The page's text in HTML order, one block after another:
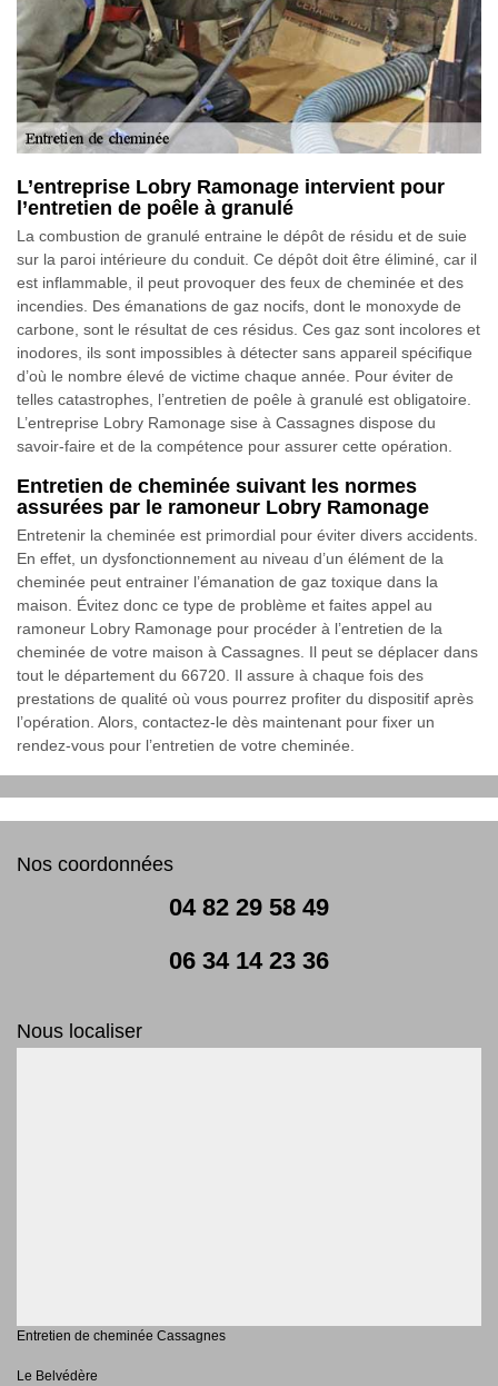
L’entreprise Lobry Ramonage intervient pour
l’entretien de poêle à granulé
La combustion de granulé entraine le dépôt de résidu et de suie
sur la paroi intérieure du conduit. Ce dépôt doit être éliminé, car il
est inflammable, il peut provoquer des feux de cheminée et des
incendies. Des émanations de gaz nocifs, dont le monoxyde de
carbone, sont le résultat de ces résidus. Ces gaz sont incolores et
inodores, ils sont impossibles à détecter sans appareil spécifique
d’où le nombre élevé de victime chaque année. Pour éviter de
telles catastrophes, l’entretien de poêle à granulé est obligatoire.
L’entreprise Lobry Ramonage sise à Cassagnes dispose du
savoir-faire et de la compétence pour assurer cette opération.
Entretien de cheminée suivant les normes
assurées par le ramoneur Lobry Ramonage
Entretenir la cheminée est primordial pour éviter divers accidents.
En effet, un dysfonctionnement au niveau d’un élément de la
cheminée peut entrainer l’émanation de gaz toxique dans la
maison. Évitez donc ce type de problème et faites appel au
ramoneur Lobry Ramonage pour procéder à l’entretien de la
cheminée de votre maison à Cassagnes. Il peut se déplacer dans
tout le département du 66720. Il assure à chaque fois des
prestations de qualité où vous pourrez profiter du dispositif après
l’opération. Alors, contactez-le dès maintenant pour fixer un
rendez-vous pour l’entretien de votre cheminée.
Nos coordonnées
04 82 29 58 49
06 34 14 23 36
Nous localiser
Entretien de cheminée Cassagnes
Le Belvédère